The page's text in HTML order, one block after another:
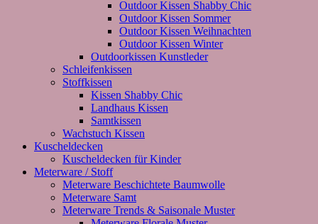
Outdoor Kissen Shabby Chic
Outdoor Kissen Sommer
Outdoor Kissen Weihnachten
Outdoor Kissen Winter
Outdoorkissen Kunstleder
Schleifenkissen
Stoffkissen
Kissen Shabby Chic
Landhaus Kissen
Samtkissen
Wachstuch Kissen
Kuscheldecken
Kuscheldecken für Kinder
Meterware / Stoff
Meterware Beschichtete Baumwolle
Meterware Samt
Meterware Trends & Saisonale Muster